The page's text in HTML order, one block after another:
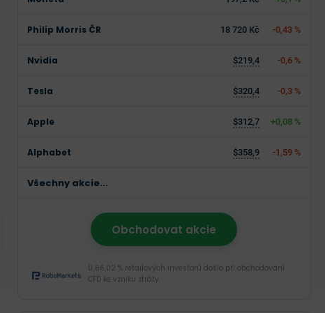
Philip Morris ČR 18 720 Kč -0,43 %
Nvidia $219,4 -0,6 %
Tesla $320,4 -0,3 %
Apple $312,7 +0,08 %
Alphabet $358,9 -1,59 %
Všechny akcie...
Obchodovat akcie
U 66,02 % retailových investorů došlo při obchodování
CFD ke vzniku ztráty.